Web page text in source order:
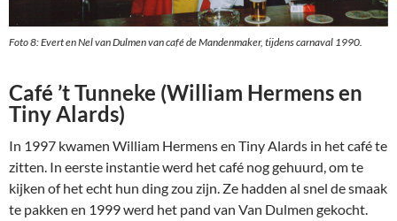
Foto 8: Evert en Nel van Dulmen van café de Mandenmaker, tijdens carnaval 1990.
Café ’t Tunneke (William Hermens en
Tiny Alards)
In 1997 kwamen William Hermens en Tiny Alards in het café te
zitten. In eerste instantie werd het café nog gehuurd, om te
kijken of het echt hun ding zou zijn. Ze hadden al snel de smaak
te pakken en 1999 werd het pand van Van Dulmen gekocht.